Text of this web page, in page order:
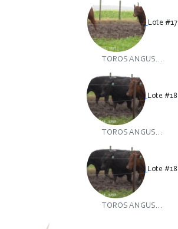
Lote #17
TOROS ANGUS...
Lote #18
TOROS ANGUS...
Lote #18
TOROS ANGUS...